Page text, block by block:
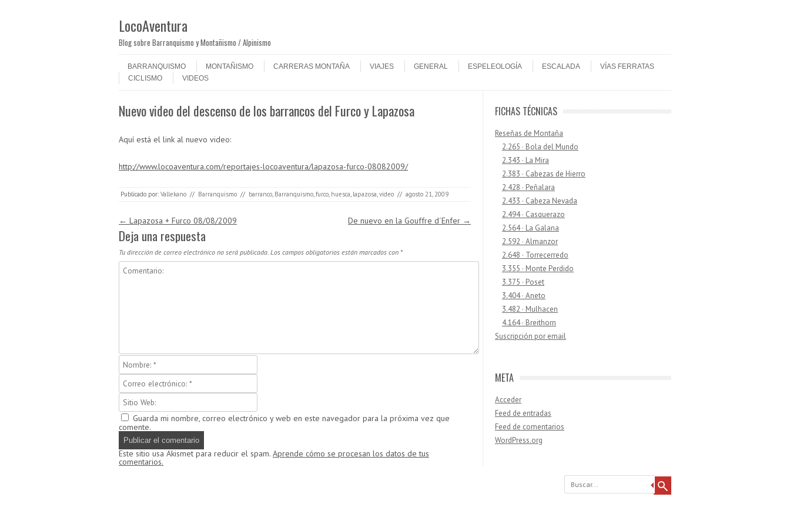
LocoAventura
Blog sobre Barranquismo y Montañismo / Alpinismo
Menú
BARRANQUISMO
MONTAÑISMO CARRERAS MONTAÑA VIAJES GENERAL ESPELEOLOGÍA ESCALADA
VÍAS FERRATAS
CICLISMO
VIDEOS
Nuevo video del descenso de los barrancos del Furco y Lapazosa
Aquí está el link al nuevo video:
http://www.locoaventura.com/reportajes-locoaventura/lapazosa-furco-08082009/
Publicado por: Vallekano // Barranquismo // barranco, Barranquismo,furco, huesca, lapazosa,video // agosto 21, 2009
Navegación de entradas
← Lapazosa + Furco 08/08/2009 De nuevo en la Gouffre d´Enfer →
Deja una respuesta
Tu dirección de correo electrónico no será publicada. Los campos obligatorios están marcados con *
Guarda mi nombre, correo electrónico y web en este navegador para la próxima vez que
comente.
Este sitio usa Akismet para reducir el spam. Aprende cómo se procesan los datos de tus
comentarios.
FICHAS TÉCNICAS
Reseñas de Montaña
2.265 · Bola del Mundo
2.343 · La Mira
2.383 · Cabezas de Hierro
2.428 · Peñalara
2.433 · Cabeza Nevada
2.494 · Casquerazo
2.564 · La Galana
2.592 · Almanzor
2.648 · Torrecerredo
3.355 · Monte Perdido
3.375 · Poset
3.404 · Aneto
3.482 · Mulhacen
4.164 · Breithorn
Suscripción por email
META
Acceder
Feed de entradas
Feed de comentarios
WordPress.org